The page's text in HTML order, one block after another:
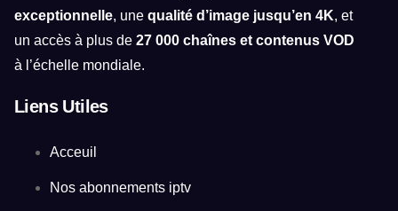
exceptionnelle, une qualité d’image jusqu’en 4K, et
un accès à plus de 27 000 chaînes et contenus VOD
à l’échelle mondiale.
Liens Utiles
Acceuil
Nos abonnements iptv